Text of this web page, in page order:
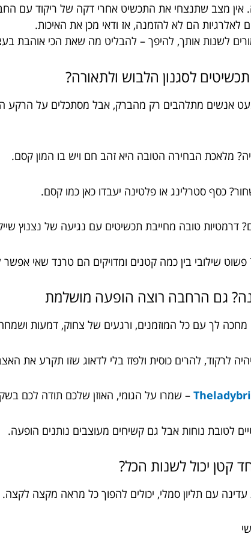
אין מצב שתנצחי את התכשיט אחרי דקה של ריקוד עם
לאלרגיות הם לא להזמנה, אז ודאי מכן את האיכות.
לשנות אותך, להיפך – להבליט מה שאת הכי אוהבת
לסגנון הלבוש ולתאורה?
אנשים מתלהבים רק מהברק, אבל מסתכלים על הרקע
מלאכת הבחירה הטובה היא זהב חם ויש בו המון קסם.
כסף סטרלינג או פלטינה יעבדו כאן כמו קסם.
טובה מחייבת תכשיטים עם נגיעה של נצנוץ
שילובי בין כמה קטנים ומדויקים הם טרנד שאי
גם הרחבה רוצה הופעה מושלמת
לך עם כל המוזמנים, ורגעים של צחוק, דמעות
לרקוד, להרים כוסית ולפזז בלי לדאוג שזו תקרע את
– שמרו על הגומי, האוזן שלכם תודה לכם
לטובת נוחות אבל גם קשיחים מעוצבים נותנים הופעה.
קטן יכול לשנות הכל?
עם תליון סמלי, יכולים להפוך כל מראה מקצה לקצה.